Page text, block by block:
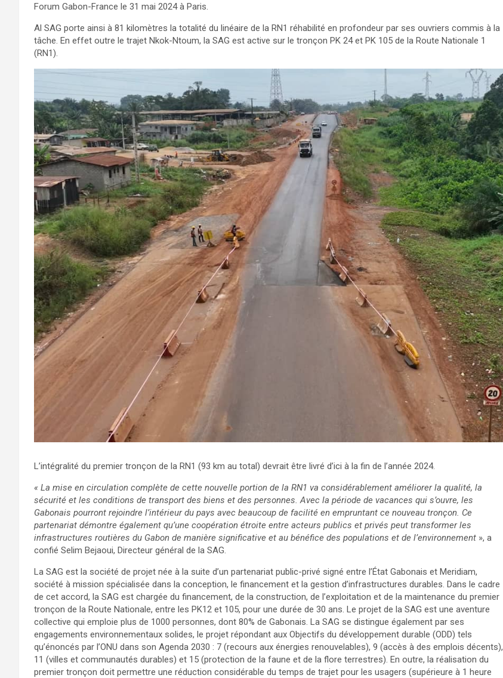
Forum Gabon-France le 31 mai 2024 à Paris.
Al SAG porte ainsi à 81 kilomètres la totalité du linéaire de la RN1 réhabilité en profondeur par ses ouvriers commis à la
tâche. En effet outre le trajet Nkok-Ntoum, la SAG est active sur le tronçon PK 24 et PK 105 de la Route Nationale 1
(RN1).
L’intégralité du premier tronçon de la RN1 (93 km au total) devrait être livré d’ici à la fin de l’année 2024.
« La mise en circulation complète de cette nouvelle portion de la RN1 va considérablement améliorer la qualité, la
sécurité et les conditions de transport des biens et des personnes. Avec la période de vacances qui s’ouvre, les
Gabonais pourront rejoindre l’intérieur du pays avec beaucoup de facilité en empruntant ce nouveau tronçon. Ce
partenariat démontre également qu’une coopération étroite entre acteurs publics et privés peut transformer les
infrastructures routières du Gabon de manière significative et au bénéfice des populations et de l’environnement », a
confié Selim Bejaoui, Directeur général de la SAG.
La SAG est la société de projet née à la suite d’un partenariat public-privé signé entre l’État Gabonais et Meridiam,
société à mission spécialisée dans la conception, le financement et la gestion d’infrastructures durables. Dans le cadre
de cet accord, la SAG est chargée du financement, de la construction, de l’exploitation et de la maintenance du premier
tronçon de la Route Nationale, entre les PK12 et 105, pour une durée de 30 ans. Le projet de la SAG est une aventure
collective qui emploie plus de 1000 personnes, dont 80% de Gabonais. La SAG se distingue également par ses
engagements environnementaux solides, le projet répondant aux Objectifs du développement durable (ODD) tels
qu’énoncés par l’ONU dans son Agenda 2030 : 7 (recours aux énergies renouvelables), 9 (accès à des emplois décents),
11 (villes et communautés durables) et 15 (protection de la faune et de la flore terrestres). En outre, la réalisation du
premier tronçon doit permettre une réduction considérable du temps de trajet pour les usagers (supérieure à 1 heure